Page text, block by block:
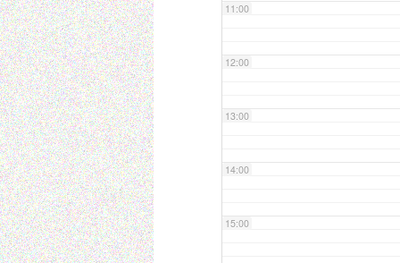
11:00
12:00
13:00
14:00
15:00